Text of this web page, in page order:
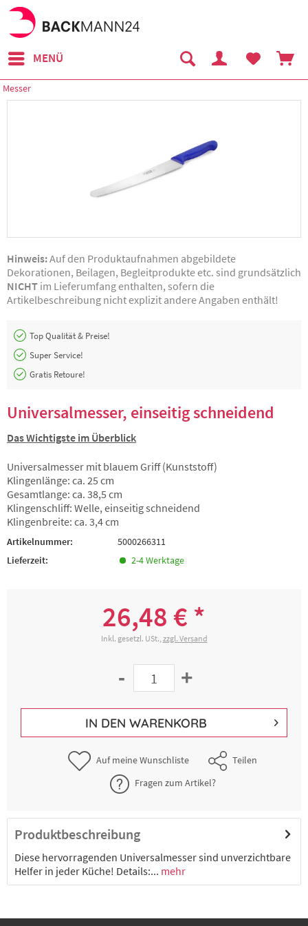
MENÜ
Messer
Hinweis:Auf den Produktaufnahmen abgebildete
Dekorationen, Beilagen, Begleitprodukte etc. sind grundsätzlich
NICHT im Lieferumfang enthalten, sofern die
Artikelbeschreibung nicht explizit andere Angaben enthält!
Top Qualität & Preise!
Super Service!
Gratis Retoure!
Universalmesser, einseitig schneidend
Das Wichtigste im Überblick
Universalmesser mit blauem Griff (Kunststoff)
Klingenlänge: ca. 25 cm
Gesamtlange: ca. 38,5 cm
Klingenschliff: Welle, einseitig schneidend
Klingenbreite: ca. 3,4 cm
Artikelnummer:
5000266311
Lieferzeit:
2-4 Werktage
26,48 € *
Inkl. gesetzl. USt., zzgl. Versand
- +
IN DEN WARENKORB
Auf meine Wunschliste
Teilen
Fragen zum Artikel?
Produktbeschreibung
Diese hervorragenden Universalmesser sind unverzichtbare
Helfer in jeder Küche! Details:... mehr